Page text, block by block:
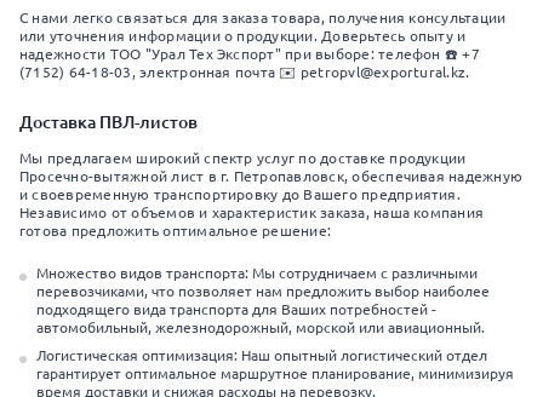
С нами легко связаться для заказа товара, получения консультации
или уточнения информации о продукции. Доверьтесь опыту и
надежности ТОО "Урал Тех Экспорт" при выборе: телефон ☎️ +7
(7152) 64-18-03, электронная почта ✉️ petropvl@exportural.kz.
Доставка ПВЛ-листов
Мы предлагаем широкий спектр услуг по доставке продукции
Просечно-вытяжной лист в г. Петропавловск, обеспечивая надежную
и своевременную транспортировку до Вашего предприятия.
Независимо от объемов и характеристик заказа, наша компания
готова предложить оптимальное решение:
Множество видов транспорта: Мы сотрудничаем с различными
перевозчиками, что позволяет нам предложить выбор наиболее
подходящего вида транспорта для Ваших потребностей -
автомобильный, железнодорожный, морской или авиационный.
Логистическая оптимизация: Наш опытный логистический отдел
гарантирует оптимальное маршрутное планирование, минимизируя
время доставки и снижая расходы на перевозку.